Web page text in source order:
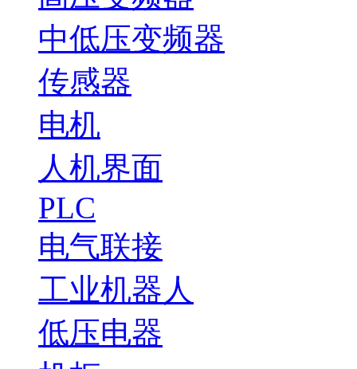
中低压变频器
传感器
电机
人机界面
PLC
电气联接
工业机器人
低压电器